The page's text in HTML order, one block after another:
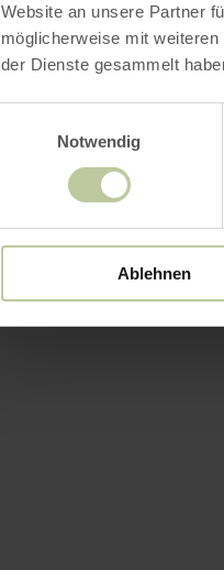
Website an unsere Partner
möglicherweise mit
der Dienste gesammelt
Notwendig
Ablehnen